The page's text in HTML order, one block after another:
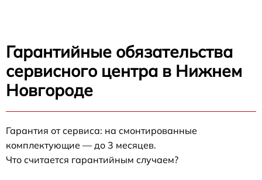
Гарантийные обязательства
сервисного центра в Нижнем
Новгороде
Гарантия от сервиса: на смонтированные
комплектующие — до 3 месяцев.
Что считается гарантийным случаем?